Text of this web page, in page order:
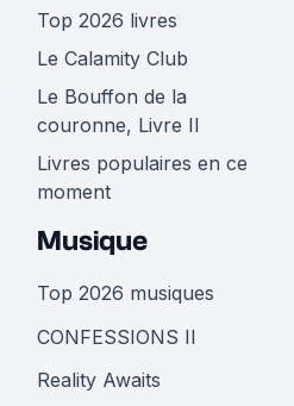
Top 2026 livres
Le Calamity Club
Le Bouffon de la
couronne, Livre II
Livres populaires en ce
moment
Musique
Top 2026 musiques
CONFESSIONS II
Reality Awaits